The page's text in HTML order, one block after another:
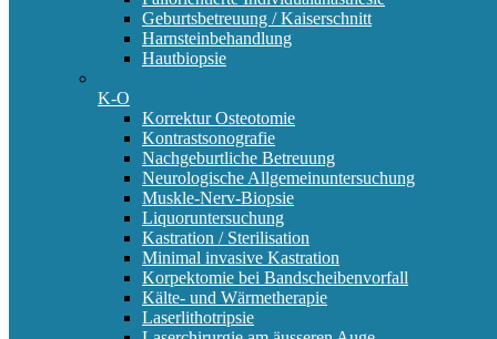
Geburtsbetreuung / Kaiserschnitt
Harnsteinbehandlung
Hautbiopsie
K-O
Korrektur Osteotomie
Kontrastsonografie
Nachgeburtliche Betreuung
Neurologische Allgemeinuntersuchung
Muskle-Nerv-Biopsie
Liquoruntersuchung
Kastration / Sterilisation
Minimal invasive Kastration
Korpektomie bei Bandscheibenvorfall
Kälte- und Wärmetherapie
Laserlithotripsie